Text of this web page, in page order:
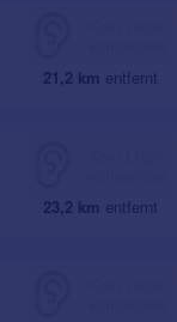
21,2 km entfernt
23,2 km entfernt